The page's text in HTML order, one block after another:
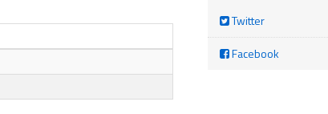
Twitter
Facebook